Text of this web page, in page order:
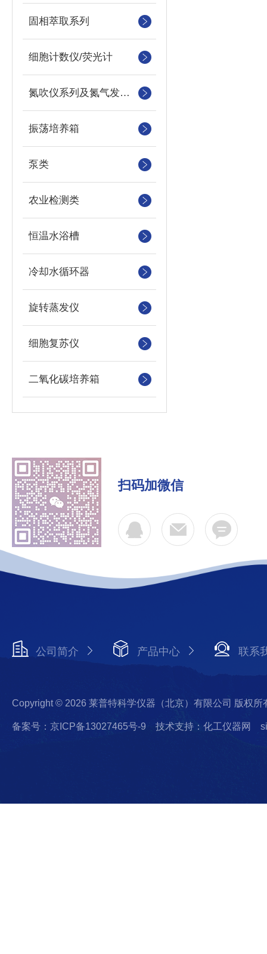
固相萃取系列
细胞计数仪/荧光计
氮吹仪系列及氮气发生器
振荡培养箱
泵类
农业检测类
恒温水浴槽
冷却水循环器
旋转蒸发仪
细胞复苏仪
二氧化碳培养箱
扫码加微信
公司简介 产品中心 联系
Copyright © 2026 莱普特科学仪器（北京）有限公司 版权所
备案号：京ICP备13027465号-9 技术支持：化工仪器网